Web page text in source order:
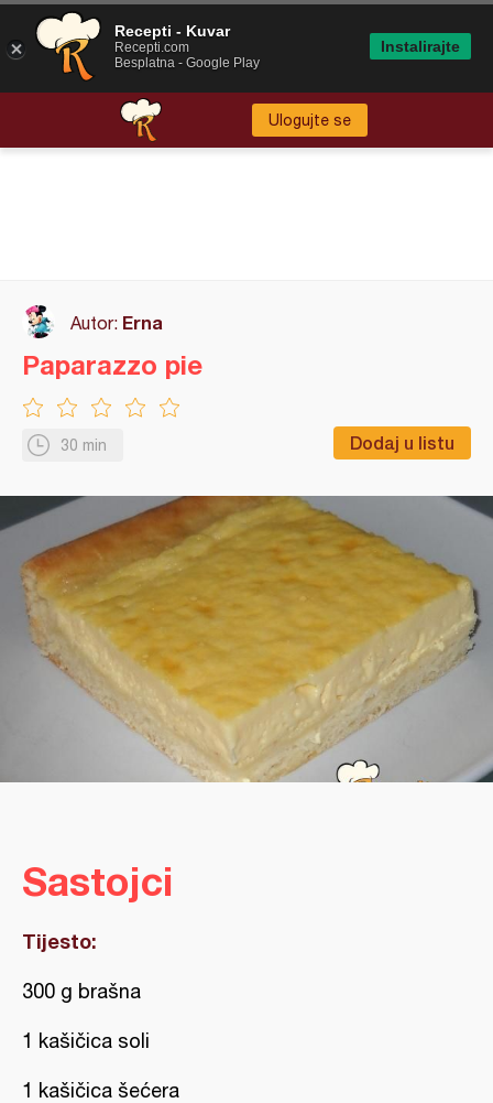
Ulogujte se
Autor: Erna
30 min Dodaj u listu
Paparazzo pie
Sastojci
Tijesto:
300 g brašna
1 kašičica soli
1 kašičica šećera
Recepti - Kuvar
Recepti.com
Besplatna - Google Play
Instalirajte